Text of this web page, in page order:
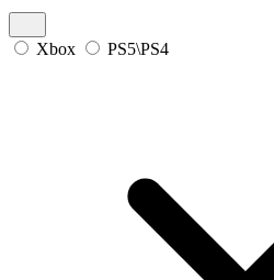
Xbox PS5\PS4